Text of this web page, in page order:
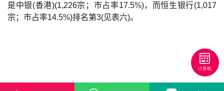
繁
© 2026 中原按揭经纪有限公司 Centaline Mortgage Broker Limited 版权所有
是中银(香港)(1,226宗；巿占率17.5%)，而恒生银行(1,017
宗；巿占率14.5%)排名第3(见表六)。